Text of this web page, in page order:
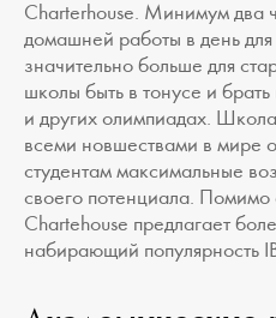
Сharterhouse. Минимум два
домашней работы в день
значительно больше для
школы быть в тонусе и
и других олимпиадах.
всеми новшествами в мире
студентам максимальные
своего потенциала. Помимо
Сhartehouse предлагает
набирающий популярность